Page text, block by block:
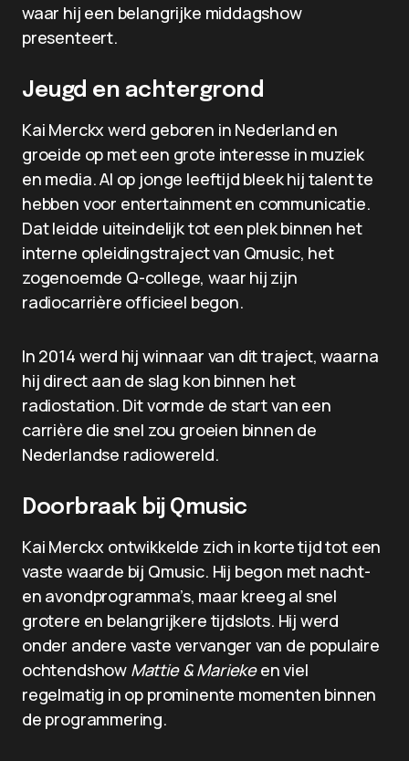
waar hij een belangrijke middagshow
presenteert.
Jeugd en achtergrond
Kai Merckx werd geboren in Nederland en
groeide op met een grote interesse in muziek
en media. Al op jonge leeftijd bleek hij talent te
hebben voor entertainment en communicatie.
Dat leidde uiteindelijk tot een plek binnen het
interne opleidingstraject van Qmusic, het
zogenoemde Q-college, waar hij zijn
radiocarrière officieel begon.
In 2014 werd hij winnaar van dit traject, waarna
hij direct aan de slag kon binnen het
radiostation. Dit vormde de start van een
carrière die snel zou groeien binnen de
Nederlandse radiowereld.
Doorbraak bij Qmusic
Kai Merckx ontwikkelde zich in korte tijd tot een
vaste waarde bij Qmusic. Hij begon met nacht-
en avondprogramma’s, maar kreeg al snel
grotere en belangrijkere tijdslots. Hij werd
onder andere vaste vervanger van de populaire
ochtendshow Mattie & Mariekeen viel
regelmatig in op prominente momenten binnen
de programmering.